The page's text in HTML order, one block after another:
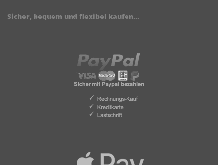
Sicher, bequem und flexibel kaufen...